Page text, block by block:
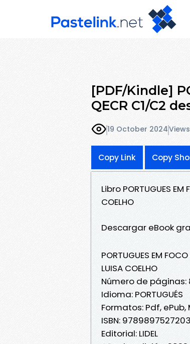
[PDF/Kindle]
QECR C1/C2
19 October 2024
Copy Link Copy
Libro PORTUGUES
COELHO
Descargar eBook
PORTUGUES EM
LUISA COELHO
Número de páginas:
Idioma: PORTUGUÉS
Formatos: Pdf, ePub,
ISBN: 9789897527203
Editorial: LIDEL